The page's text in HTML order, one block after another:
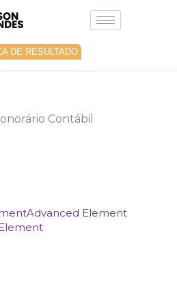
DE RESULTADO
Contábil
Advanced Element